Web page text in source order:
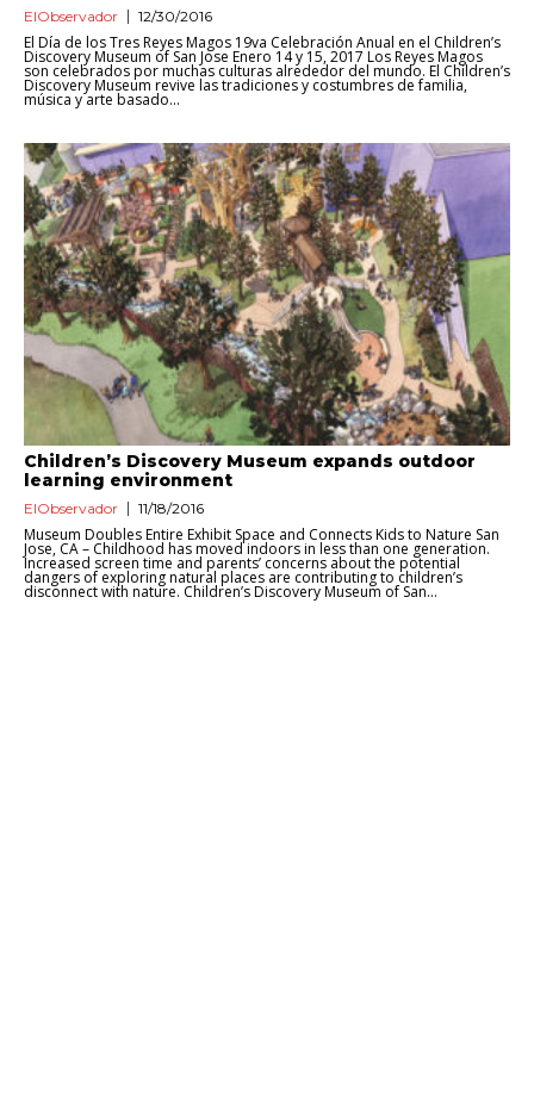
ElObservador 12/30/2016
El Día de los Tres Reyes Magos 19va Celebración Anual en el Children’s
Discovery Museum of San Jose Enero 14 y 15, 2017 Los Reyes Magos
son celebrados por muchas culturas alrededor del mundo. El Children’s
Discovery Museum revive las tradiciones y costumbres de familia,
música y arte basado...
Children’s Discovery Museum expands outdoor
learning environment
ElObservador 11/18/2016
Museum Doubles Entire Exhibit Space and Connects Kids to Nature San
Jose, CA – Childhood has moved indoors in less than one generation.
Increased screen time and parents’ concerns about the potential
dangers of exploring natural places are contributing to children’s
disconnect with nature. Children’s Discovery Museum of San...